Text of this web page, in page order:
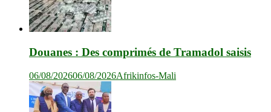
Douanes : Des comprimés de Tramadol saisis
06/08/202606/08/2026Afrikinfos-Mali